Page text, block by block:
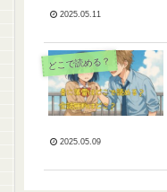
2025.05.11
どこで読める？
2025.05.09